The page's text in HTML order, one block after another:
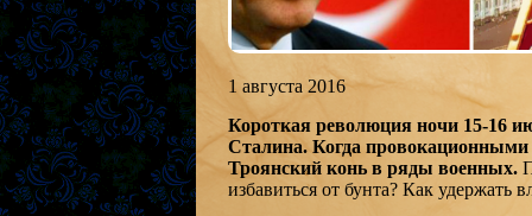
1 августа 2016
Короткая революция ночи 15-16
Сталина. Когда
Троянский конь в ряды военных.
избавиться от бунта? Как удержать